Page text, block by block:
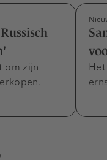
om zijn